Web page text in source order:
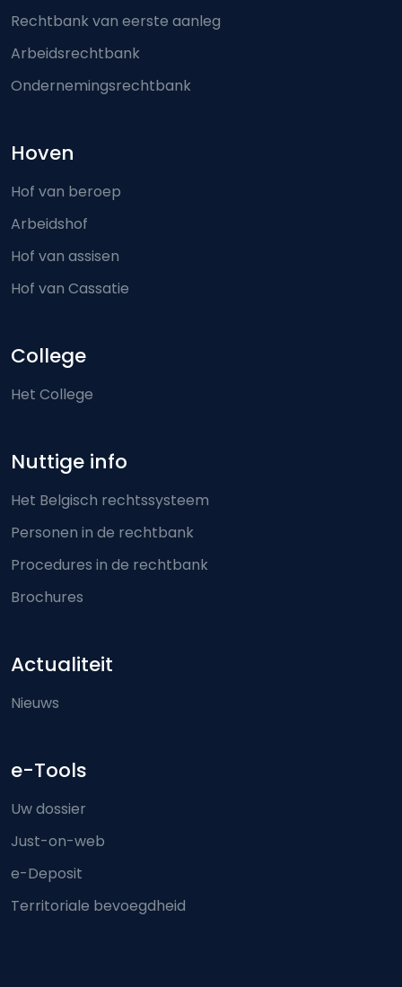
Rechtbank van eerste aanleg
Arbeidsrechtbank
Ondernemingsrechtbank
Hoven
Hof van beroep
Arbeidshof
Hof van assisen
Hof van Cassatie
College
Het College
Nuttige info
Het Belgisch rechtssysteem
Personen in de rechtbank
Procedures in de rechtbank
Brochures
Actualiteit
Nieuws
e-Tools
Uw dossier
Just-on-web
e-Deposit
Territoriale bevoegdheid